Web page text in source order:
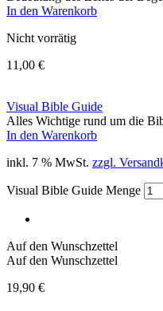
In den Warenkorb
Nicht vorrätig
11,00 €
Visual Bible Guide
Alles Wichtige rund um die
In den Warenkorb
inkl. 7 % MwSt. zzgl.
Visual Bible Guide Menge
Auf den Wunschzettel
Auf den Wunschzettel
19,90 €